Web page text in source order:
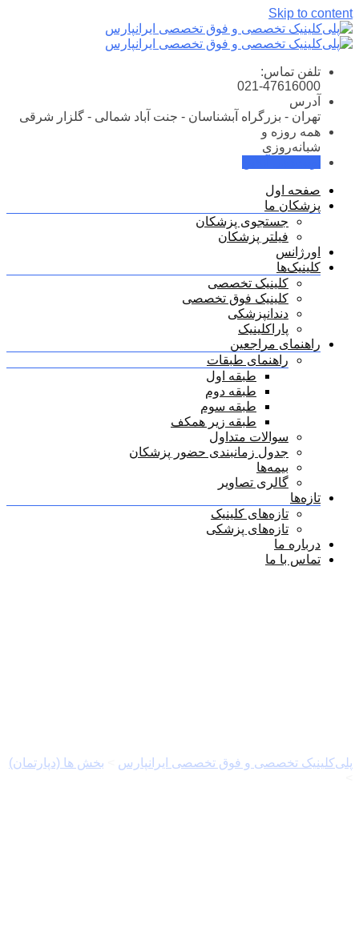
Skip to content
تلفن تماس:
021-47616000
آدرس
تهران - بزرگراه آبشناسان - جنت آباد شمالی - گلزار شرقی
همه روزه و
شبانه‌روزی
صفحه اول
پزشکان ما
جستجوی پزشکان
فیلتر پزشکان
اورژانس
کلینیک‌ها
کلینیک تخصصی
کلینیک فوق تخصصی
دندانپزشکی
پاراکلینیک
راهنمای مراجعین
راهنمای طبقات
طبقه اول
طبقه دوم
طبقه سوم
طبقه زیر همکف
سوالات متداول
جدول زمانبندی حضور پزشکان
بیمه‌ها
گالری تصاویر
تازه‌ها
تازه‌های کلینیک
تازه‌های پزشکی
درباره ما
تماس با ما
پلی‌کلینیک تخصصی و فوق تخصصی ایرانپارس
بخش ها (دپارتمان)